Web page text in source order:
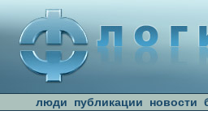
люди публикации новости